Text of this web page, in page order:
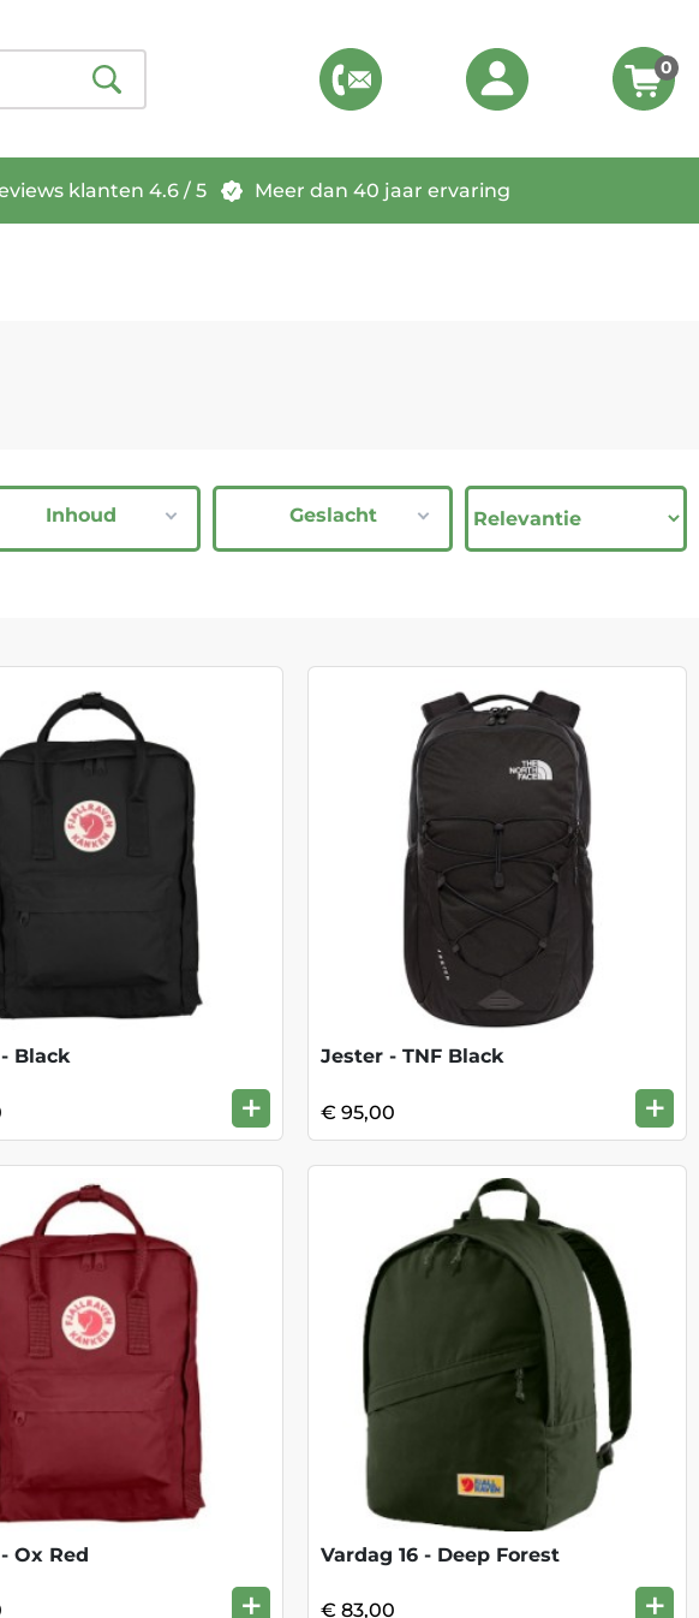
0
klanten 4.6 / 5 Meer dan 40 jaar ervaring
Inhoud Geslacht
Black
+
Jester - TNF Black
€ 95,00 +
Ox Red
+
Vardag 16 - Deep Forest
€ 83,00 +